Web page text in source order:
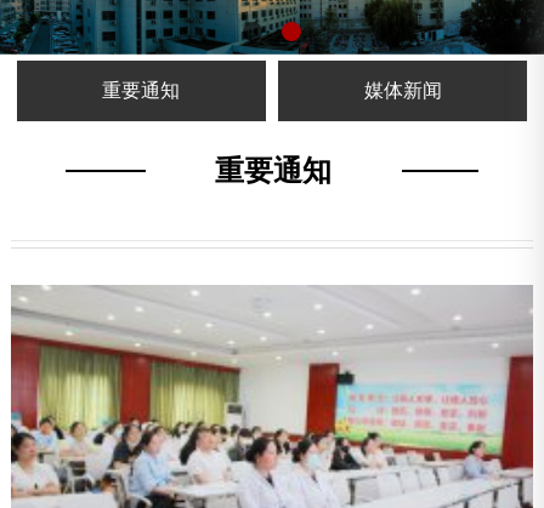
重要通知 媒体新闻
重要通知